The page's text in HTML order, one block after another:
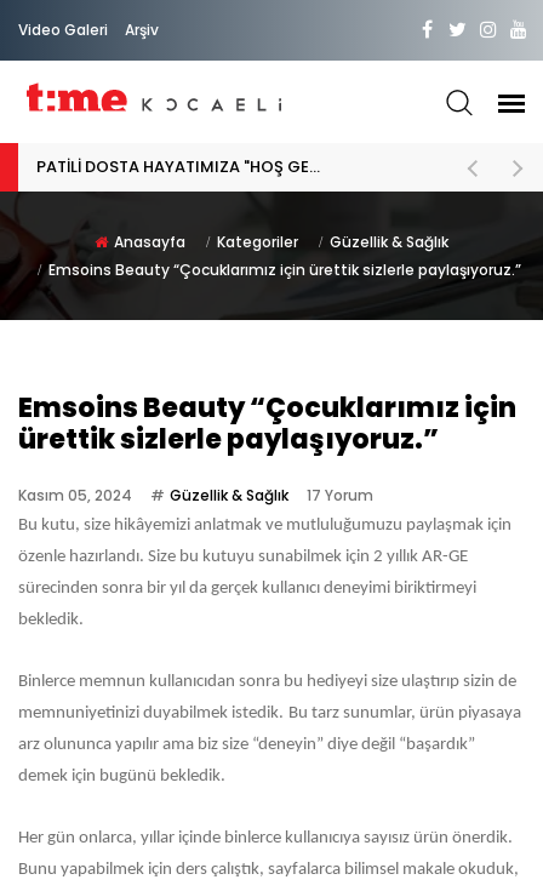
Video Galeri Arşiv
Anasayfa Kategoriler
Güzellik & Sağlık
Emsoins Beauty “Çocuklarımız için ürettik sizlerle paylaşıyoruz.”
Emsoins Beauty “Çocuklarımız için
ürettik sizlerle paylaşıyoruz.”
Kasım 05, 2024 Güzellik & Sağlık 17 Yorum
Bu kutu, size hikâyemizi anlatmak ve mutluluğumuzu paylaşmak için
özenle hazırlandı. Size bu kutuyu sunabilmek için 2 yıllık AR-GE
sürecinden sonra bir yıl da gerçek kullanıcı deneyimi biriktirmeyi
bekledik.
Binlerce memnun kullanıcıdan sonra bu hediyeyi size ulaştırıp sizin de
memnuniyetinizi duyabilmek istedik. Bu tarz sunumlar, ürün piyasaya
arz olununca yapılır ama biz size “deneyin” diye değil “başardık”
demek için bugünü bekledik.
Her gün onlarca, yıllar içinde binlerce kullanıcıya sayısız ürün önerdik.
Bunu yapabilmek için ders çalıştık, sayfalarca bilimsel makale okuduk,